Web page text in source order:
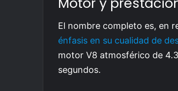
El nombre completo es, en
énfasis en su cualidad de
motor V8 atmosférico de
segundos.